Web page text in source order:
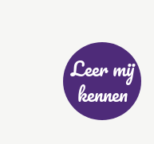
Leer mij
kennen